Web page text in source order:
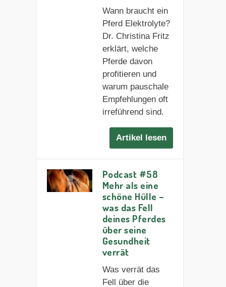
Wann braucht ein
Pferd Elektrolyte?
Dr. Christina Fritz
erklärt, welche
Pferde davon
profitieren und
warum pauschale
Empfehlungen oft
irreführend sind.
Artikel lesen
Podcast #58
Mehr als eine
schöne Hülle –
was das Fell
deines Pferdes
über seine
Gesundheit
verrät
Was verrät das
Fell über die